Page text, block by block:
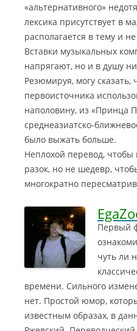
«альтернативного»
лексика присутствует в
располагается в тему и
Вставки музыкальных
напрягают, но и в душу
Резюмируя, могу
первоисточника
наполовину, из «Принца
среднеазиатско-
было выжать больше.
Неплохой перевод, чтобы
разок, но не шедевр,
многократно
Первый
чуть ли
времени. Сильного
нет. Простой юмор,
известным образах, в